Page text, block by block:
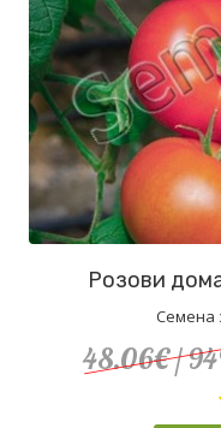
Розови
Семена
48.06€/ 94